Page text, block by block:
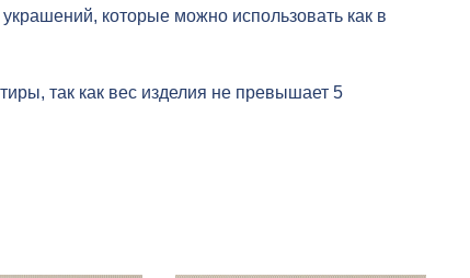
которые можно использовать как в
так как вес изделия не превышает 5